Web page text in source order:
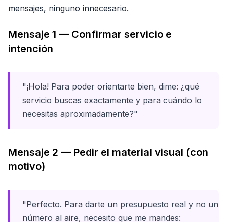
mensajes, ninguno innecesario.
Mensaje 1 — Confirmar servicio e
intención
"¡Hola! Para poder orientarte bien, dime: ¿qué
servicio buscas exactamente y para cuándo lo
necesitas aproximadamente?"
Mensaje 2 — Pedir el material visual (con
motivo)
"Perfecto. Para darte un presupuesto real y no un
número al aire, necesito que me mandes: